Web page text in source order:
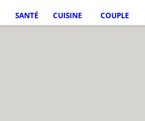
SANTÉ CUISINE COUPLE